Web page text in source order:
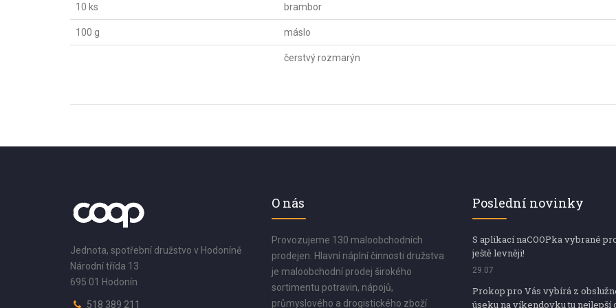
10 ks brambor
100 g máslo
čerstvý rozmarýn
Jednota, spotřební družstvo v Hodoníně
Národní třída 13
695 01 Hodonín
518 389 211
O nás
Provozujeme 130 maloobchodních
prodejen. Hlavní náplní činnosti družstva
je maloobchodní prodej širokého
sortimentu potravin, nápojů,
průmyslového a drogistického zboží
Poslední novinky
S aplikací naCOOPka vybrané
ještě levněji!
29.07
Prokop pro Vás vybírá z
úseku na víkendovku tu nejlepší